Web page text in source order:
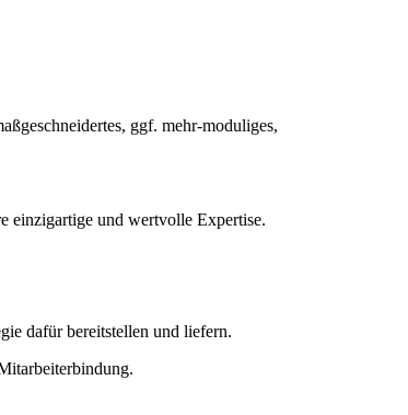
ggf. mehr-moduliges,
einzigartige und wertvolle Expertise.
dafür bereitstellen und liefern.